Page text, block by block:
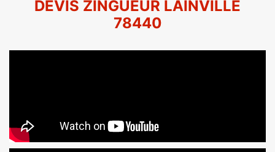
DEVIS ZINGUEUR LAINVILLE
78440